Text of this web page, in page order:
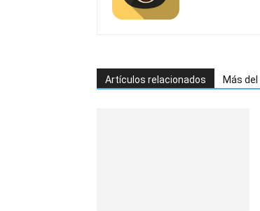
Artículos relacionados Más